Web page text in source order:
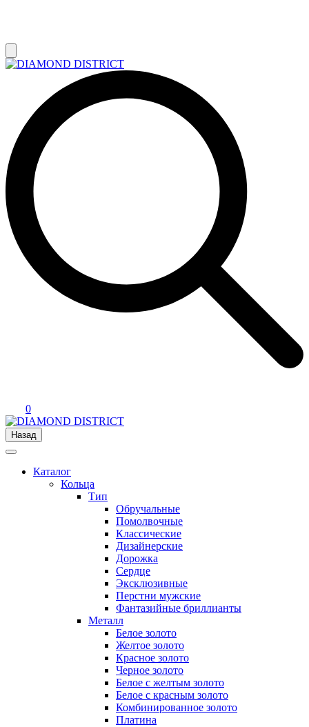
0
Назад
Каталог
Кольца
Тип
Обручальные
Помолвочные
Классические
Дизайнерские
Дорожка
Сердце
Эксклюзивные
Перстни мужские
Фантазийные бриллианты
Металл
Белое золото
Желтое золото
Красное золото
Черное золото
Белое с желтым золото
Белое с красным золото
Комбинированное золото
Платина